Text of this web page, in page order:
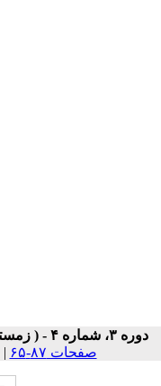
دوره ۳، شماره ۴ - ( زمستان ۱۴۰۱ )
صفحات ۸۷-۶۵
|